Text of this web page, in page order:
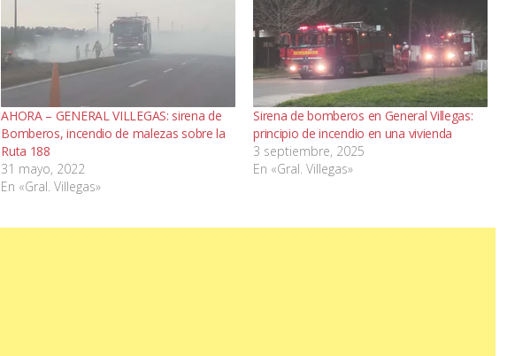
AHORA – GENERAL VILLEGAS: sirena de
Bomberos, incendio de malezas sobre la
Ruta 188
31 mayo, 2022
En «Gral. Villegas»
Sirena de bomberos en General Villegas:
principio de incendio en una vivienda
3 septiembre, 2025
En «Gral. Villegas»